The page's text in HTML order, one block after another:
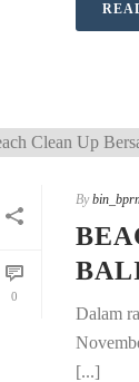
0
By
Dalam
[...]